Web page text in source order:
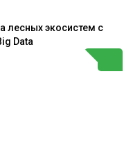
лесных экосистем с
Data